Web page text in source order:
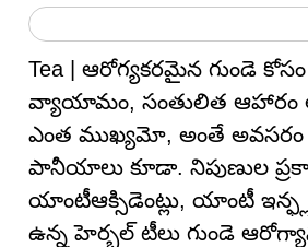
Tea | ఆరోగ్యకరమైన గుండె
వ్యాయామం, సంతులిత ఆహారం
ఎంత ముఖ్యమో, అంతే
పానీయాలు కూడా. నిపుణుల
యాంటీఆక్సిడెంట్లు, యాంటీ
ఉన్న హెర్బల్ టీలు గుండె